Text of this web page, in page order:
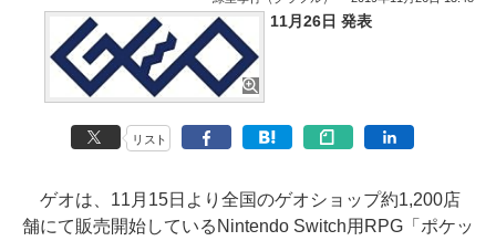
11月26日 発表
リスト
ゲオは、11月15日より全国のゲオショップ約1,200店
舗にて販売開始しているNintendo Switch用RPG「ポケッ